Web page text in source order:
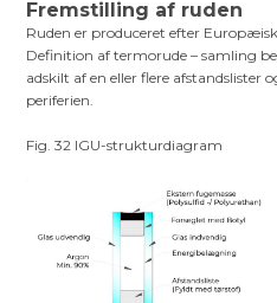
Fremstilling af ruden
Ruden er produceret efter Europæisk
Definition af termorude – samling
adskilt af en eller flere afstandslister
periferien.
Fig. 32 IGU-strukturdiagram